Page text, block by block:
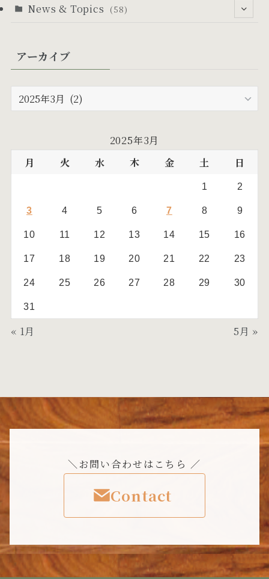
News & Topics (58)
(10)
(19)
(6)
(5)
アーカイブ
ア
ー
ブ
2025年3月
月
火 水 木 金 土 日
1 2
3 4 5 6 7 8 9
10 11 12 13 14 15 16
17 18 19 20 21 22 23
24 25 26 27 28 29 30
31
« 1月 5月 »
＼お問い合わせはこちら ／
Contact